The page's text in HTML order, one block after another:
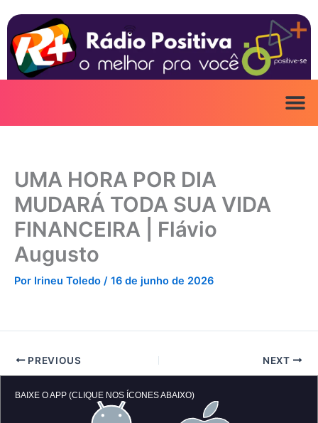
para
conteúdo
UMA HORA POR DIA
MUDARÁ TODA SUA VIDA
FINANCEIRA | Flávio
Augusto
Por Irineu Toledo / 16 de junho de 2026
PREVIOUS NEXT
BAIXE O APP (CLIQUE NOS ÍCONES ABAIXO)